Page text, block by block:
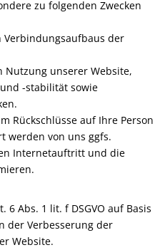
zu folgenden Zwecken
der
unserer Website,
-stabilität sowie
Rückschlüsse auf Ihre Person
werden von uns ggfs.
Internetauftritt und die
Abs. 1 lit. f DSGVO auf Basis
der Verbesserung der
Website.